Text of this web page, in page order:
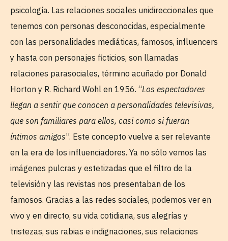
psicología. Las relaciones sociales unidireccionales que
tenemos con personas desconocidas, especialmente
con las personalidades mediáticas, famosos, influencers
y hasta con personajes ficticios, son llamadas
relaciones parasociales, término acuñado por Donald
Horton y R. Richard Wohl en 1956. “Los espectadores
llegan a sentir que conocen a personalidades televisivas,
que son familiares para ellos, casi como si fueran
íntimos amigos”. Este concepto vuelve a ser relevante
en la era de los influenciadores. Ya no sólo vemos las
imágenes pulcras y estetizadas que el filtro de la
televisión y las revistas nos presentaban de los
famosos. Gracias a las redes sociales, podemos ver en
vivo y en directo, su vida cotidiana, sus alegrías y
tristezas, sus rabias e indignaciones, sus relaciones